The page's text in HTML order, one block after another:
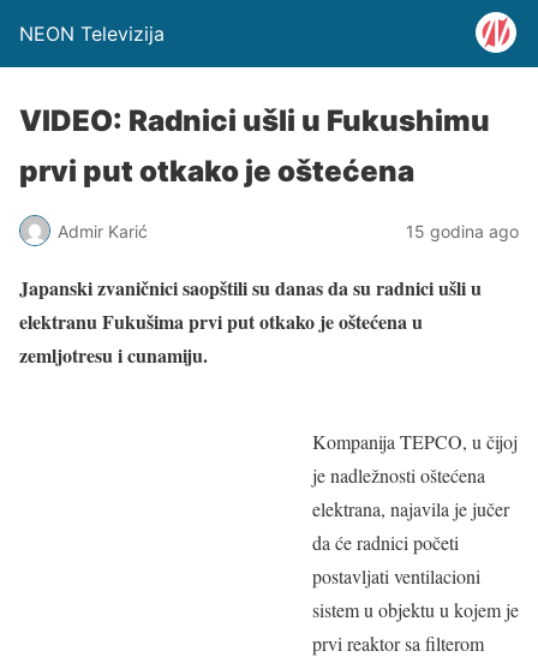
NEON Televizija
VIDEO: Radnici ušli u Fukushimu
prvi put otkako je oštećena
Admir Karić 15 godina ago
Japanski zvaničnici saopštili su danas da su radnici ušli u
elektranu Fukušima prvi put otkako je oštećena u
zemljotresu i cunamiju.
Kompanija TEPCO, u čijoj
je nadležnosti oštećena
elektrana, najavila je jučer
da će radnici početi
postavljati ventilacioni
sistem u objektu u kojem je
prvi reaktor sa filterom